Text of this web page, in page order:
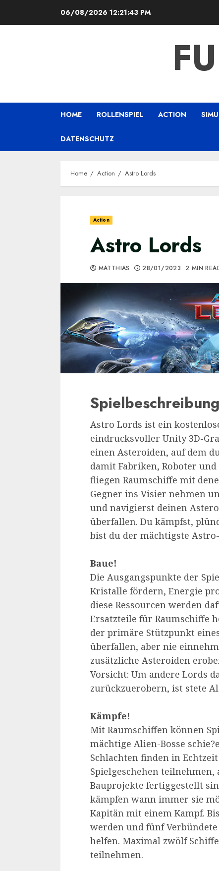
06/08/2026 12:21:44 PM
HOME ROLLENSPIEL ACTION
DATENSCHUTZ
Home Action Astro Lords
Action
Astro Lords
MATTHIAS 28/01/2023 2 MIN
Spielbeschreibung
Astro Lords ist ein
eindrucksvoller Unity 3D-
einen Asteroiden, auf dem
damit Fabriken, Roboter
fliegen Raumschiffe mit
Gegner ins Visier nehmen
und navigierst deinen
überfallen. Du kämpfst,
bist du der mächtigste
Baue!
Die Ausgangspunkte der
Kristalle fördern, Energie
diese Ressourcen werden
Ersatzteile für Raumschiffe
der primäre Stützpunkt
überfallen, aber nie
zusätzliche Asteroiden
Vorsicht: Um andere Lords
zurückzuerobern, ist stete
Kämpfe!
Mit Raumschiffen können
mächtige Alien-Bosse
Schlachten finden in
Spielgeschehen
Bauprojekte fertiggestellt
kämpfen wann immer sie
Kapitän mit einem Kampf.
werden und fünf
helfen. Maximal zwölf
teilnehmen.